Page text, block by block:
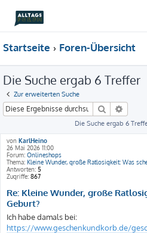
Startseite Foren-Übersicht
Die Suche ergab 6 Treffer
Zur erweiterten Suche
Suche
Die Suche ergab 6
von KarlHeino
26 Mai 2026 11:00
Forum: Onlineshops
Thema: Kleine Wunder, große Ratlosigkeit: Was
Antworten: 5
Zugriffe: 867
Re: Kleine Wunder, große
Geburt?
Ich habe damals bei:
https://www.geschenkundkorb.de/